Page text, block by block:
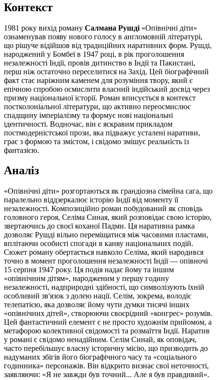
Контекст
1981 року вихід роману Салмана Рушді «Опівнічні діти»
ознаменував появу нового голосу в англомовній літературі,
що рішуче відійшов від традиційних наративних форм. Рушді,
народжений у Бомбеї в 1947 році, в рік проголошення
незалежності Індії, провів дитинство в Індії та Пакистані,
перш ніж остаточно переселитися на Захід. Цей біографічний
факт стає наріжним каменем для розуміння твору, який є
епічною спробою осмислити власний індійський досвід через
призму національної історії. Роман вписується в контекст
постколоніальної літератури, що активно переосмислює
спадщину імперіалізму та формує нові національні
ідентичності. Водночас, він є яскравим прикладом
постмодерністської прози, яка підважує усталені наративи,
грає з формою та змістом, і свідомо змішує реальність із
фантазією.
Аналіз
«Опівнічні діти» розгортаються як грандіозна сімейна сага, що
паралельно віддзеркалює історію Індії від моменту її
незалежності. Композиційно роман побудований як сповідь
головного героя, Селіма Синая, який розповідає свою історію,
звертаючись до своєї коханої Падми. Ця наративна рамка
дозволяє Рушді вільно переміщатися між часовими пластами,
вплітаючи особисті спогади в канву національних подій.
Сюжет роману обертається навколо Селіма, який народився
точно в момент проголошення незалежності Індії — опівночі
15 серпня 1947 року. Ця подія надає йому та іншим
«опівнічним дітям», народженим у першу годину
незалежності, надприродні здібності, що символізують їхній
особливий зв'язок з долею нації. Селім, зокрема, володіє
телепатією, яка дозволяє йому чути думки тисячі інших
«опівнічних дітей», створюючи своєрідний «конгрес» розумів.
Цей фантастичний елемент є не просто художнім прийомом, а
метафорою колективної свідомості та розмаїття Індії. Наратив
у романі є свідомо ненадійним. Селім Синай, як оповідач,
часто перебільшує власну історичну місію, що призводить до
надуманих збігів його біографічного часу та «соціального
годинника» персонажів. Він відкрито визнає свої неточності,
заявляючи: «Я не завжди був точний... Але я був правдивий».